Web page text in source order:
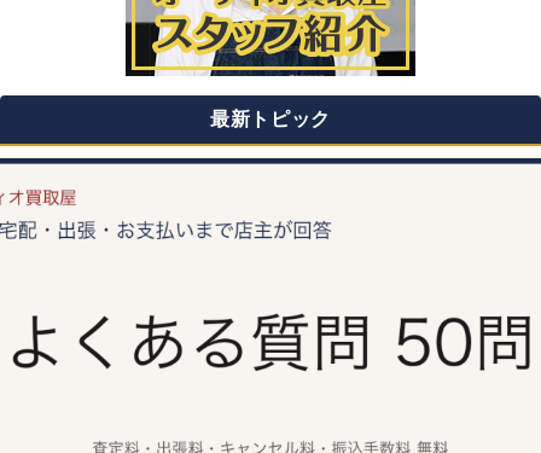
最新トピック